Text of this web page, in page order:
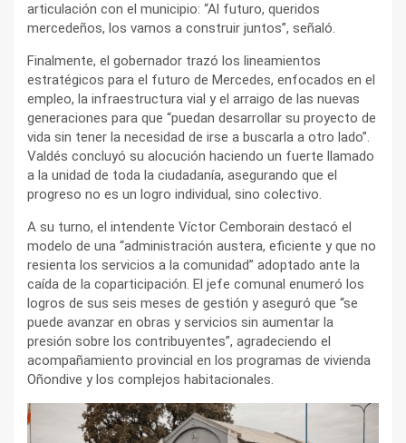
articulación con el municipio: “Al futuro, queridos
mercedeños, los vamos a construir juntos”, señaló.
Finalmente, el gobernador trazó los lineamientos
estratégicos para el futuro de Mercedes, enfocados en el
empleo, la infraestructura vial y el arraigo de las nuevas
generaciones para que “puedan desarrollar su proyecto de
vida sin tener la necesidad de irse a buscarla a otro lado”.
Valdés concluyó su alocución haciendo un fuerte llamado
a la unidad de toda la ciudadanía, asegurando que el
progreso no es un logro individual, sino colectivo.
A su turno, el intendente Víctor Cemborain destacó el
modelo de una “administración austera, eficiente y que no
resienta los servicios a la comunidad” adoptado ante la
caída de la coparticipación. El jefe comunal enumeró los
logros de sus seis meses de gestión y aseguró que “se
puede avanzar en obras y servicios sin aumentar la
presión sobre los contribuyentes”, agradeciendo el
acompañamiento provincial en los programas de vivienda
Oñondive y los complejos habitacionales.